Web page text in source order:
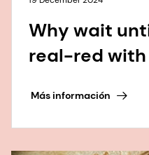
Why wait
real-red
Más información